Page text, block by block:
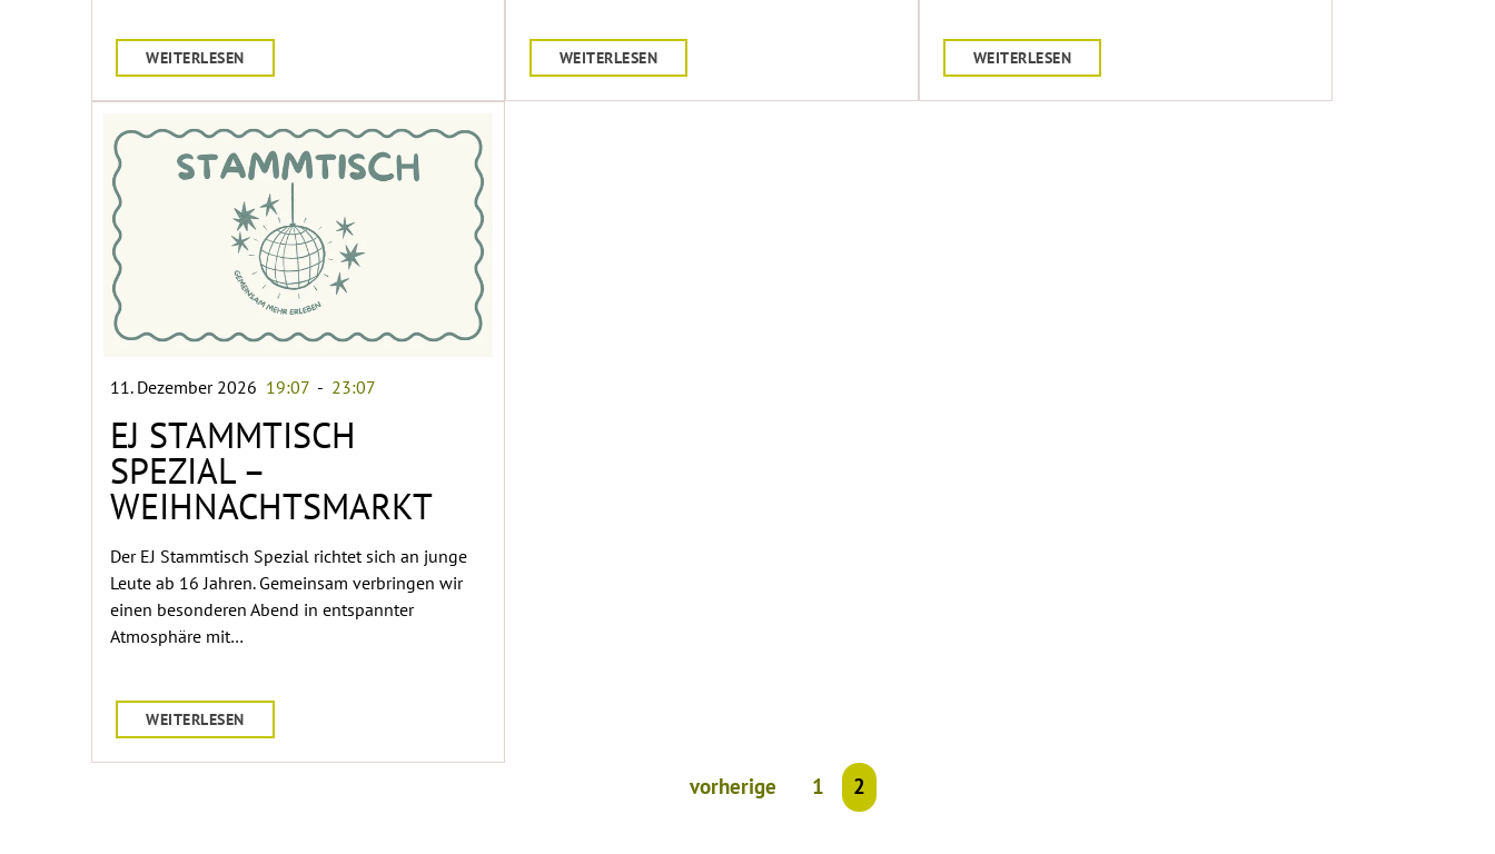
WEITERLESEN WEITERLESEN WEITERLESEN
11. Dezember 2026 19:07 - 23:07
EJ STAMMTISCH
SPEZIAL –
WEIHNACHTSMARKT
Der EJ Stammtisch Spezial richtet sich an junge
Leute ab 16 Jahren. Gemeinsam verbringen wir
einen besonderen Abend in entspannter
Atmosphäre mit…
WEITERLESEN
vorherige 1 2